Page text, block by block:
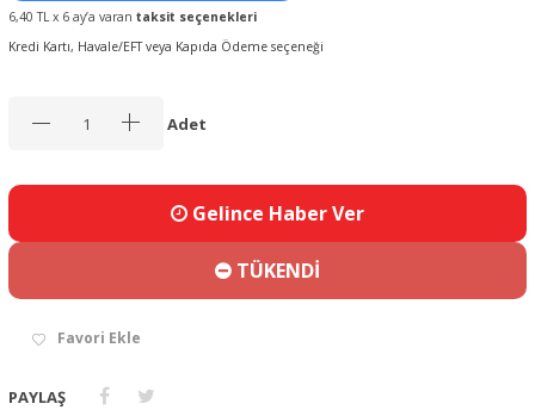
6,40 TL x 6 ay’a varan taksit seçenekleri
Kredi Kartı, Havale/EFT veya Kapıda Ödeme seçeneği
Adet
Gelince Haber Ver
TÜKENDİ
Favori Ekle
PAYLAŞ